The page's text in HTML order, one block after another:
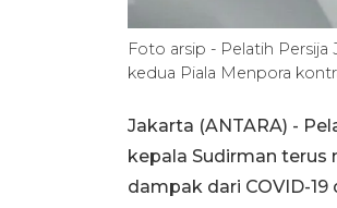
Foto arsip - Pelatih Persija
kedua Piala Menpora
Jakarta (ANTARA) -
kepala Sudirman
dampak dari COVID-